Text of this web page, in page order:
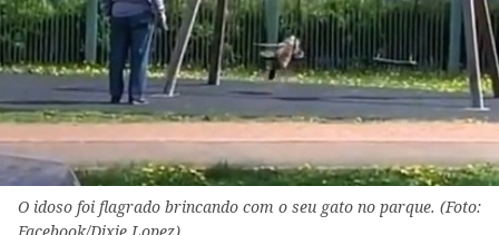
O idoso foi flagrado brincando com o seu gato no parque. (Foto: